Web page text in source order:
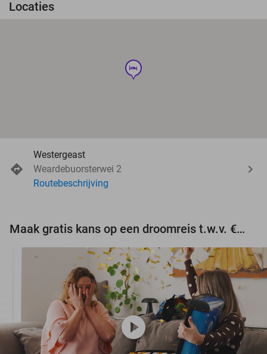
Locaties
hotel
Westergeast
Weardebuorsterwei 2
Routebeschrijving
Maak gratis kans op een droomreis t.w.v. €3.000!
play_circle